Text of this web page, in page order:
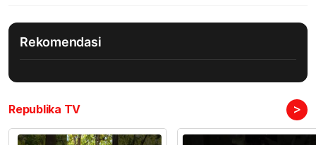
Rekomendasi
Republika TV >